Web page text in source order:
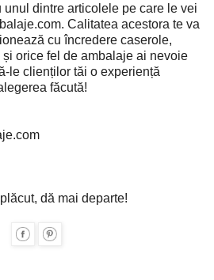
unul dintre articolele pe care le vei
Calitatea acestora te va
cu încredere caserole,
orice fel de ambalaje ai nevoie
le clienților tăi o experiență
făcută!
dă mai departe!